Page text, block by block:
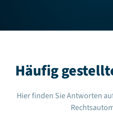
Häufig
Hier finden Sie Antworten